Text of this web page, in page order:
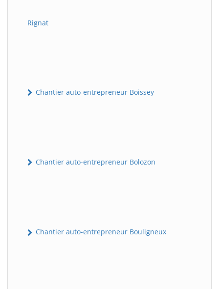
Rignat
Chantier auto-entrepreneur Boissey
Chantier auto-entrepreneur Bolozon
Chantier auto-entrepreneur Bouligneux